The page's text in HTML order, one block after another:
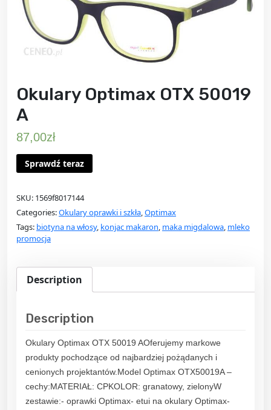
Okulary Optimax OTX 50019
A
87,00zł
Sprawdź teraz
SKU: 1569f8017144
Categories:Okulary oprawki i szkła,Optimax
Tags: biotyna na włosy, konjac makaron, maka migdalowa, mleko
promocja
Description
Description
Okulary Optimax OTX 50019 AOferujemy markowe
produkty pochodzące od najbardziej pożądanych i
cenionych projektantów.Model Optimax OTX50019A –
cechy:MATERIAŁ: CPKOLOR: granatowy, zielonyW
zestawie:- oprawki Optimax- etui na okulary Optimax-